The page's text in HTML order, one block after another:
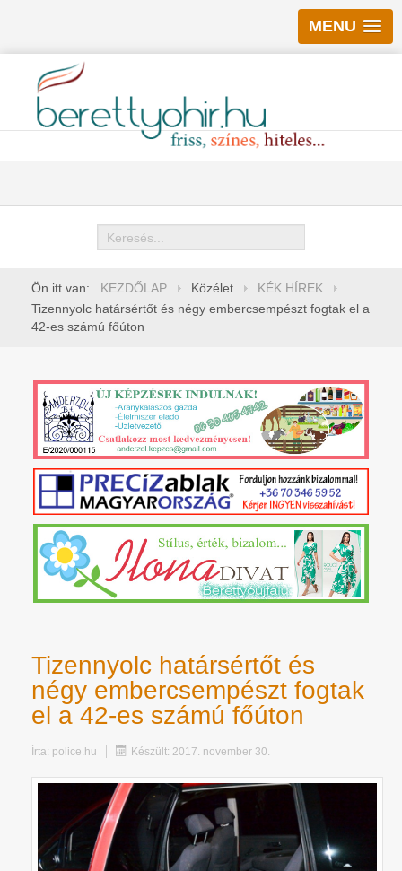
MENU
Keresés
Ön itt van: KEZDŐLAP Közélet
KÉK HÍREK
Tizennyolc határsértőt és négy embercsempészt fogtak el a
42-es számú főúton
Tizennyolc határsértőt és
négy embercsempészt fogtak
el a 42-es számú főúton
Írta: police.hu Készült: 2017. november 30.